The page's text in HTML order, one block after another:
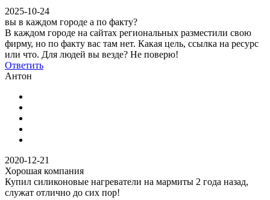
2025-10-24
вы в каждом городе а по факту?
В каждом городе на сайтах региональных разместили свою
фирму, но по факту вас там нет. Какая цель, ссылка на ресурс
или что. Для людей вы везде? Не поверю!
Ответить
Антон
2020-12-21
Хорошая компания
Купил силиконовые нагреватели на мармиты 2 года назад,
служат отлично до сих пор!